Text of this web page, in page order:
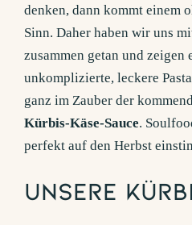
denken, dann kommt einem
Sinn. Daher haben wir uns
zusammen getan und zeigen
unkomplizierte, leckere
ganz im Zauber der
Kürbis-Käse-Sauce.
perfekt auf den Herbst
Unsere